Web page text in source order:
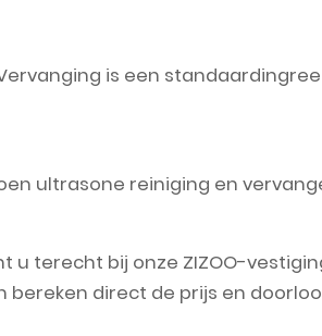
is een
ultrasone reiniging en
u terecht bij onze ZIZOO-
bereken direct de prijs en